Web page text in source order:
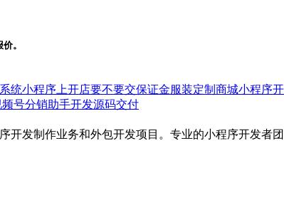
。
统小程序上开店要不要交保证金服装定制商城小程序
频号分销助手开发源码交付
开发制作业务和外包开发项目。专业的小程序开发者